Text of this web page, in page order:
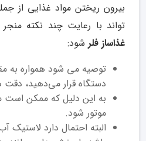
بیرون ریختن مواد غذایی از
تواند با رعایت چند نکته
غذاساز فلر شود:
توصیه می ‌شود همواره به
دستگاه قرار می‌دهید، دقت
به این دلیل که ممکن
موتور شود.
البته احتمال دارد لاستیک